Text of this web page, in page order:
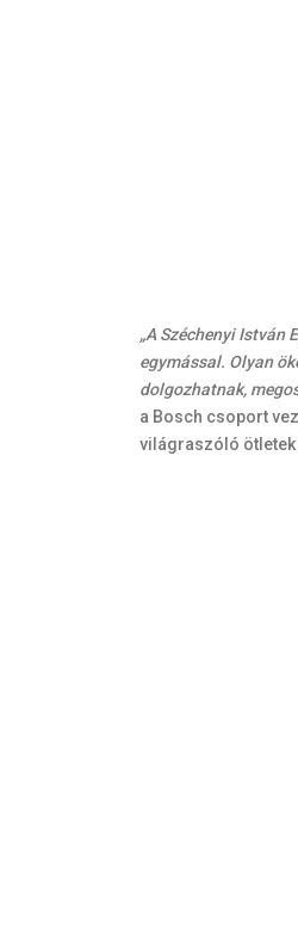
„A Széchenyi
egymással. Olyan
dolgozhatnak,
a Bosch csoport
világraszóló ötletek